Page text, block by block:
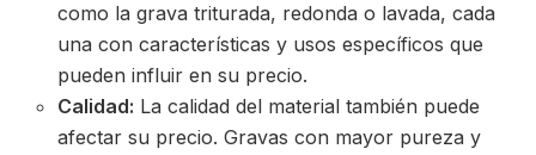
como la grava triturada, redonda o lavada, cada
una con características y usos específicos que
pueden influir en su precio.
Calidad: La calidad del material también puede
afectar su precio. Gravas con mayor pureza y